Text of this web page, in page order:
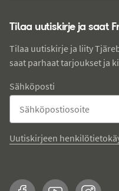
Tilaa uutiskirje ja saat
Tilaa uutiskirje ja liity
saat parhaat tarjoukset ja
Sähköposti
Uutiskirjeen